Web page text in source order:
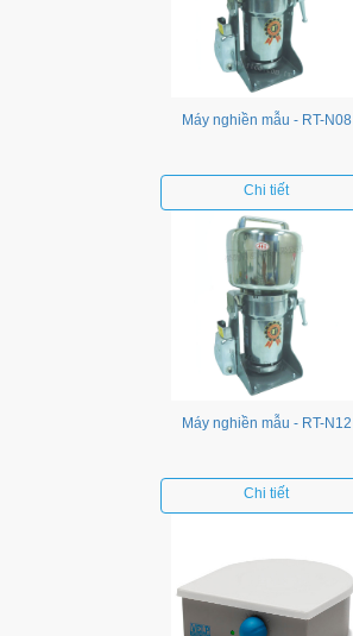
Máy nghiền mẫu - RT-N08
Chi tiết
Máy nghiền mẫu - RT-N12
Chi tiết